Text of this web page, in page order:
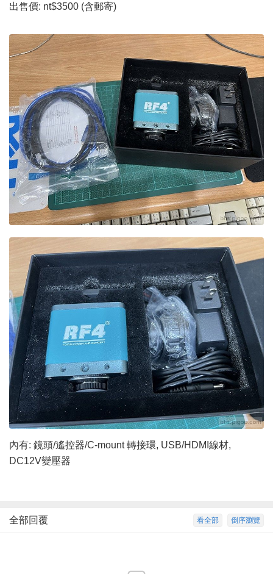
出售價: nt$3500 (含郵寄)
內有: 鏡頭/遙控器/C-mount 轉接環, USB/HDMI線材,
DC12V變壓器
倒序瀏覽
看全部
全部回覆